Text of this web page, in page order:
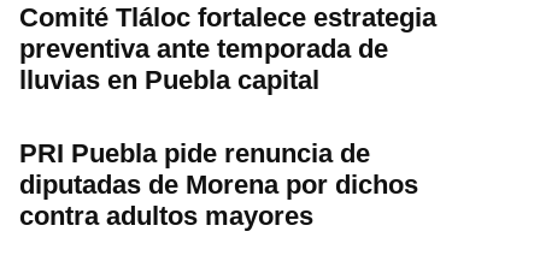
Comité Tláloc fortalece estrategia
preventiva ante temporada de
lluvias en Puebla capital
PRI Puebla pide renuncia de
diputadas de Morena por dichos
contra adultos mayores